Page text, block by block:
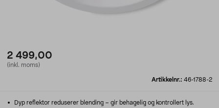
2 499,00
(inkl. moms)
Artikkelnr.: 46-1788-2
Dyp reflektor reduserer blending – gir behagelig og kontrollert lys.